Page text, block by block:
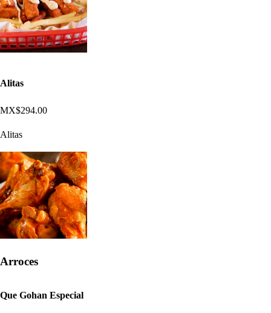
Alitas
MX$294.00
Alitas
Arroces
Que Gohan Especial